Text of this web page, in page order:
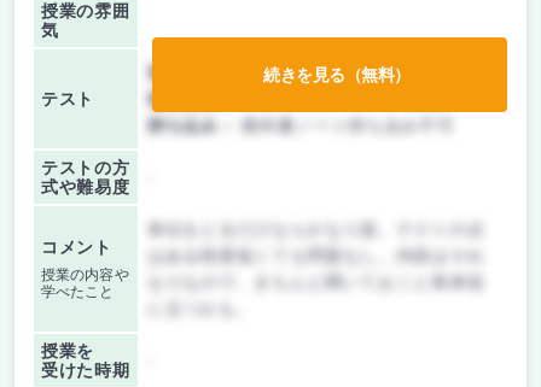
授業の雰囲
気
テスト
前期/中間：
テスト・レポート両方なし
後期/期末：
持ち込み：
教科書ノート持ち込み不可
テストの方
式や難易度
コメント
授業の内容や
学べたこと
はある程度低くても問題なし。内容はそれ
授業を
受けた時期
続きを見る（無料）